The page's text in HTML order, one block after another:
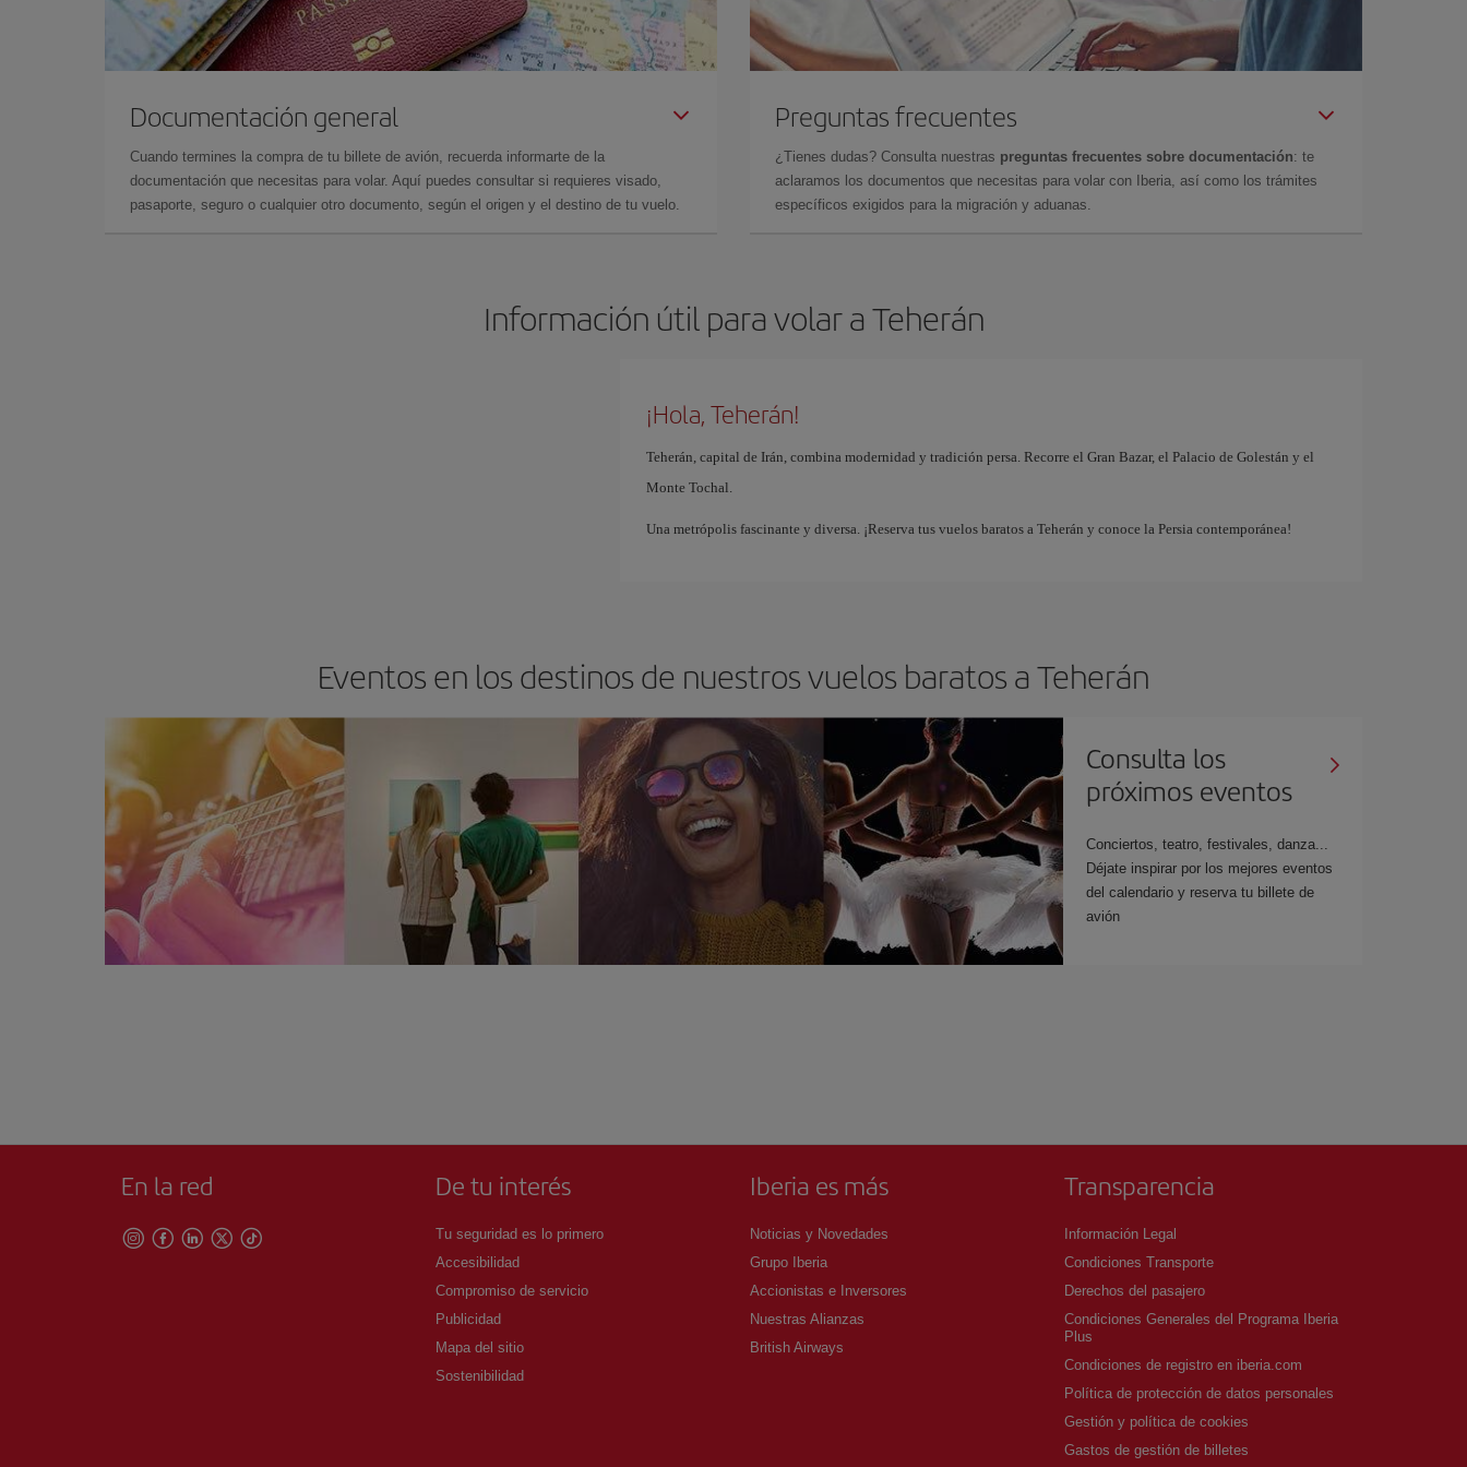
Documentación general
Cuando termines la compra de tu billete de avión, recuerda informarte de la
documentación que necesitas para volar. Aquí puedes consultar si requieres visado,
pasaporte, seguro o cualquier otro documento, según el origen y el destino de tu vuelo.
Preguntas frecuentes
¿Tienes dudas? Consulta nuestras preguntas frecuentes sobre documentación: te
aclaramos los documentos que necesitas para volar con Iberia, así como los trámites
específicos exigidos para la migración y aduanas.
Información útil para volar a Teherán
¡Hola, Teherán!
Teherán, capital de Irán, combina modernidad y tradición persa. Recorre el Gran Bazar, el Palacio de Golestán y el
Monte Tochal.
Una metrópolis fascinante y diversa. ¡Reserva tus vuelos baratos a Teherán y conoce la Persia contemporánea!
Eventos en los destinos de nuestros vuelos baratos a Teherán
Consulta los
próximos eventos
Conciertos, teatro, festivales, danza...
Déjate inspirar por los mejores eventos
del calendario y reserva tu billete de
avión
En la red De tu interés
Tu seguridad es lo primero
Accesibilidad
Compromiso de servicio
Publicidad
Mapa del sitio
Sostenibilidad
Iberia es más
Noticias y Novedades
Grupo Iberia
Accionistas e Inversores
Nuestras Alianzas
British Airways
Transparencia
Información Legal
Condiciones Transporte
Derechos del pasajero
Condiciones Generales del Programa Iberia
Plus
Condiciones de registro en iberia.com
Política de protección de datos personales
Gestión y política de cookies
Gastos de gestión de billetes